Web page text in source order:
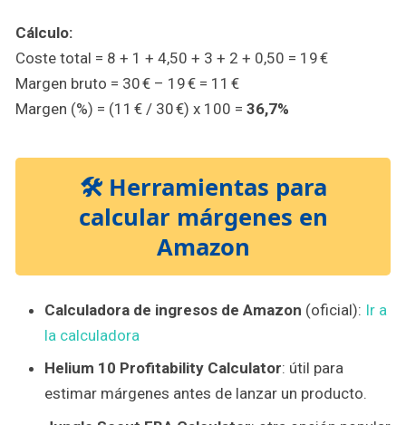
Cálculo:
Coste total = 8 + 1 + 4,50 + 3 + 2 + 0,50 = 19 €
Margen bruto = 30 € – 19 € = 11 €
Margen (%) = (11 € / 30 €) x 100 = 36,7%
🛠️ Herramientas para
calcular márgenes en
Amazon
Calculadora de ingresos de Amazon (oficial): Ir a
la calculadora
Helium 10 Profitability Calculator: útil para
estimar márgenes antes de lanzar un producto.